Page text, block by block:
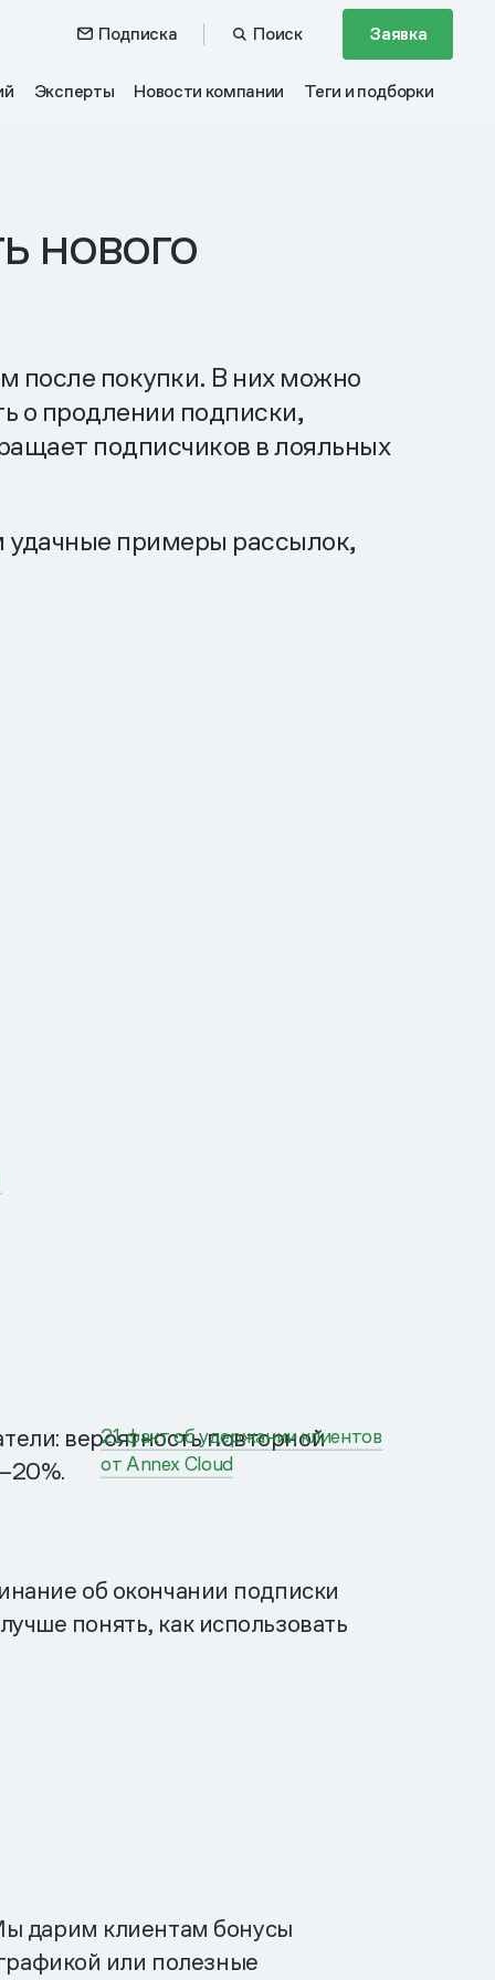
Подписка Поиск Заявка
Эксперты Новости компании Теги и подборки
нового
после покупки. В них можно
о продлении подписки,
подписчиков в лояльных
примеры рассылок,
21 факт об удержании клиентов
от Annex Cloud
вероятность повторной
об окончании подписки
понять, как использовать
дарим клиентам бонусы
или полезные